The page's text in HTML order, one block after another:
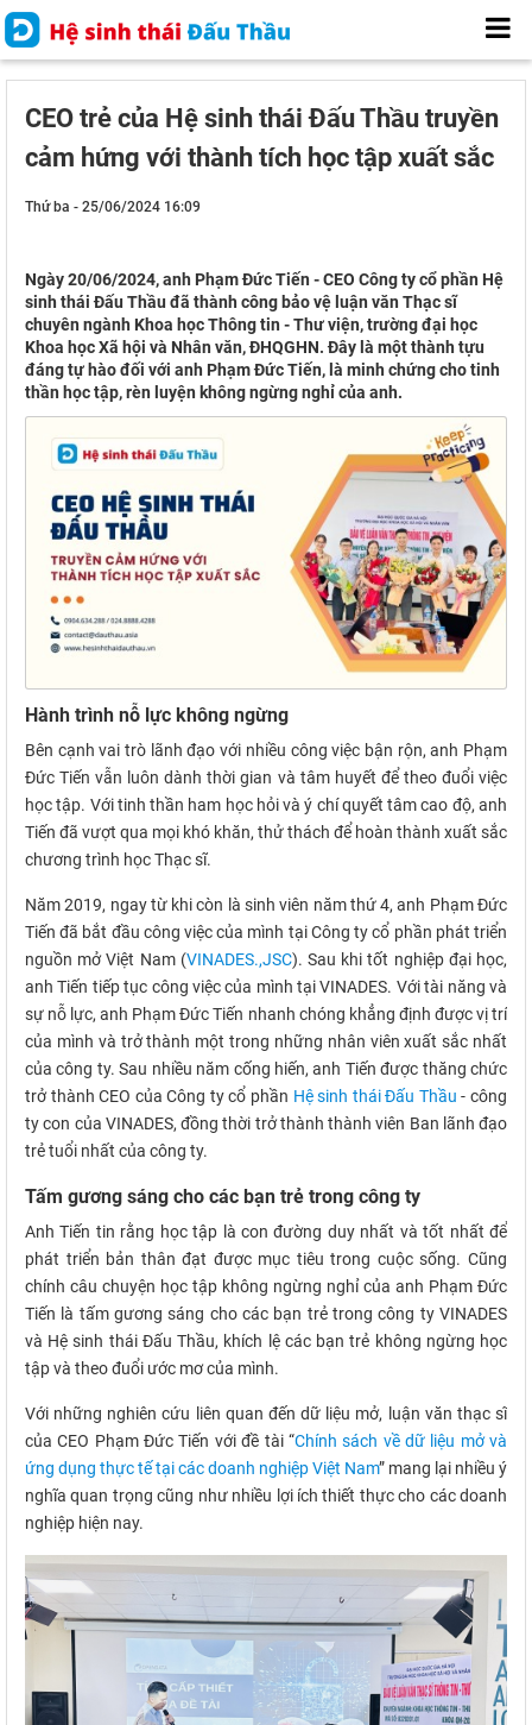
CEO trẻ của Hệ sinh thái Đấu Thầu truyền
cảm hứng với thành tích học tập xuất sắc
Thứ ba - 25/06/2024 16:09
Ngày 20/06/2024, anh Phạm Đức Tiến - CEO Công ty cổ phần Hệ
sinh thái Đấu Thầu đã thành công bảo vệ luận văn Thạc sĩ
chuyên ngành Khoa học Thông tin - Thư viện, trường đại học
Khoa học Xã hội và Nhân văn, ĐHQGHN. Đây là một thành tựu
đáng tự hào đối với anh Phạm Đức Tiến, là minh chứng cho tinh
thần học tập, rèn luyện không ngừng nghỉ của anh.
Hành trình nỗ lực không ngừng
Bên cạnh vai trò lãnh đạo với nhiều công việc bận rộn, anh Phạm
Đức Tiến vẫn luôn dành thời gian và tâm huyết để theo đuổi việc
học tập. Với tinh thần ham học hỏi và ý chí quyết tâm cao độ, anh
Tiến đã vượt qua mọi khó khăn, thử thách để hoàn thành xuất sắc
chương trình học Thạc sĩ.
Năm 2019, ngay từ khi còn là sinh viên năm thứ 4, anh Phạm Đức
Tiến đã bắt đầu công việc của mình tại Công ty cổ phần phát triển
nguồn mở Việt Nam (VINADES.,JSC). Sau khi tốt nghiệp đại học,
anh Tiến tiếp tục công việc của mình tại VINADES. Với tài năng và
sự nỗ lực, anh Phạm Đức Tiến nhanh chóng khẳng định được vị trí
của mình và trở thành một trong những nhân viên xuất sắc nhất
của công ty. Sau nhiều năm cống hiến, anh Tiến được thăng chức
trở thành CEO của Công ty cổ phần Hệ sinh thái Đấu Thầu - công
ty con của VINADES, đồng thời trở thành thành viên Ban lãnh đạo
trẻ tuổi nhất của công ty.
Tấm gương sáng cho các bạn trẻ trong công ty
Anh Tiến tin rằng học tập là con đường duy nhất và tốt nhất để
phát triển bản thân đạt được mục tiêu trong cuộc sống. Cũng
chính câu chuyện học tập không ngừng nghỉ của anh Phạm Đức
Tiến là tấm gương sáng cho các bạn trẻ trong công ty VINADES
và Hệ sinh thái Đấu Thầu, khích lệ các bạn trẻ không ngừng học
tập và theo đuổi ước mơ của mình.
Với những nghiên cứu liên quan đến dữ liệu mở, luận văn thạc sĩ
của CEO Phạm Đức Tiến với đề tài “Chính sách về dữ liệu mở và
ứng dụng thực tế tại các doanh nghiệp Việt Nam” mang lại nhiều ý
nghĩa quan trọng cũng như nhiều lợi ích thiết thực cho các doanh
nghiệp hiện nay.